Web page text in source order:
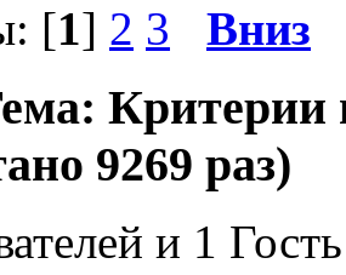
[1] 2 3 Вниз
Критерии
9269 раз)
и 1